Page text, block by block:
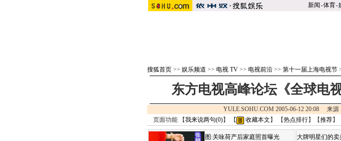
新闻-体育-
搜狐首页 >> 娱乐频道 >> 电视 TV >> 电视前沿 >> 第十一届上海电视节
东方电视高峰论坛《全球电
YULE.SOHU.COM 2005-06-12 20:08 来源
页面功能 【我来说两句(0)】 【 收藏本文 】 【热点排行】【推荐】
图:关咏荷产后家庭照首曝光 大牌明星们的